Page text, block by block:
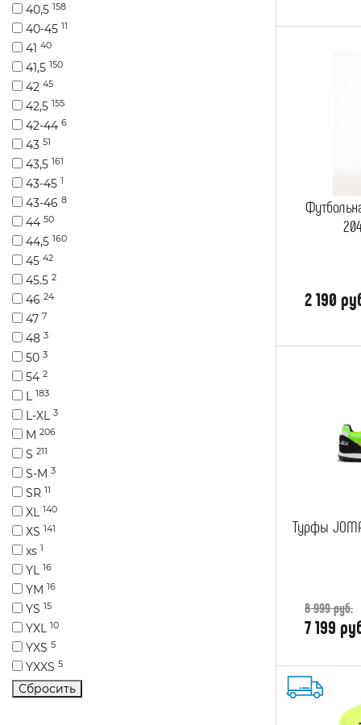
40,5 158
40-45 11
41 40
41,5 150
42 45
42,5 155
42-44 6
43 51
43,5 161
43-45 1
43-46 8
44 50
44,5 160
45 42
45.5 2
46 24
47 7
48 3
50 3
54 2
L 183
L-XL 3
M 206
S 211
S-M 3
SR 11
XL 140
XS 141
xs 1
YL 16
YM 16
YS 15
YXL 10
YXS 5
YXXS 5
Сбросить
2 190
Турфы JOMA
8 999 руб.
7 199